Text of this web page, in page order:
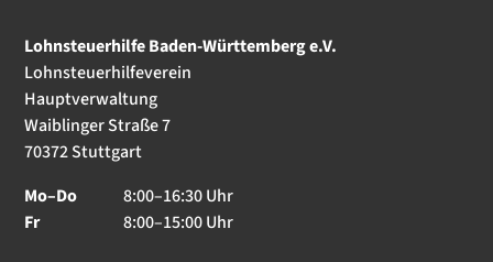
Lohnsteuerhilfe Baden-Württemberg e.V.
Lohnsteuerhilfeverein
Hauptverwaltung
Waiblinger Straße 7
70372 Stuttgart
Mo–Do
8:00–16:30 Uhr
Fr
8:00–15:00 Uhr